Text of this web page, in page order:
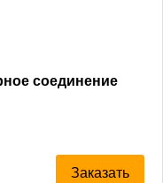
соединение
Заказать